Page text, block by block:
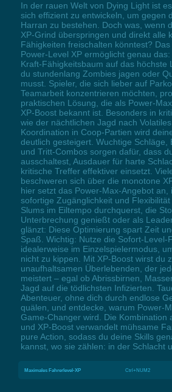
In der rauen Welt von Dying Light ist
sich effizient zu entwickeln, um gegen
Harran zu bestehen. Doch was, wenn
XP-Grind überspringen und direkt alle
Fähigkeiten freischalten könntest?
Power-Level XP ermöglicht genau
Kraft-Fähigkeitsbaum auf das höchste
du stundenlang Zombies jagen oder
musst. Spieler, die sich lieber auf
Teamarbeit konzentrieren möchten,
praktischen Lösung, die als Power-
XP-Boost bekannt ist. Besonders in
wie der nächtlichen Jagd nach
Koordination in Coop-Partien wird
deutlich gesteigert. Wuchtige Schläge,
und Tritt-Combos sorgen dafür, dass
ausschaltest, Ausdauer für harte
kritische Treffer effektiver einsetzt.
beschweren sich über die monotone
hier setzt das Power-Max-Angebot an,
sofortige Zugänglichkeit und
Slums im Eiltempo durchquerst, die
Unterbrechung genießt oder als
glänzt: Diese Optimierung spart Zeit
Spaß. Wichtig: Nutze die Sofort-Level-
idealerweise im Einzelspielermodus,
nicht zu kippen. Mit XP-Boost wirst du
unaufhaltsamen Überlebenden, der
meistert – egal ob Abrissbirnen,
Jagd auf die tödlichsten Infizierten.
Abenteuer, ohne dich durch endlose
quälen, und entdecke, warum Power-
Game-Changer wird. Die Kombination
und XP-Boost verwandelt mühsame
pure Action, sodass du deine Skills
kannst, wo sie zählen: in der Schlacht
Maximales Fahrerlevel-XP Ctrl+NUM2